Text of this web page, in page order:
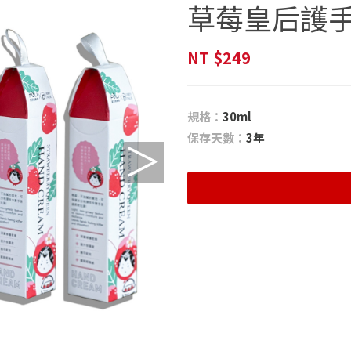
＞
草莓皇后護
NT $249
規格： 30ml
保存天數： 3年